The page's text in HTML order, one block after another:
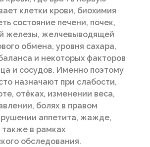
клетки крови, биохимия
состояние печени, почек,
железы, желчевыводящей
обмена, уровня сахара,
и некоторых факторов
и сосудов. Именно поэтому
назначают при слабости,
отёках, изменении веса,
болях в правом
аппетита, жажде,
в рамках
обследования.